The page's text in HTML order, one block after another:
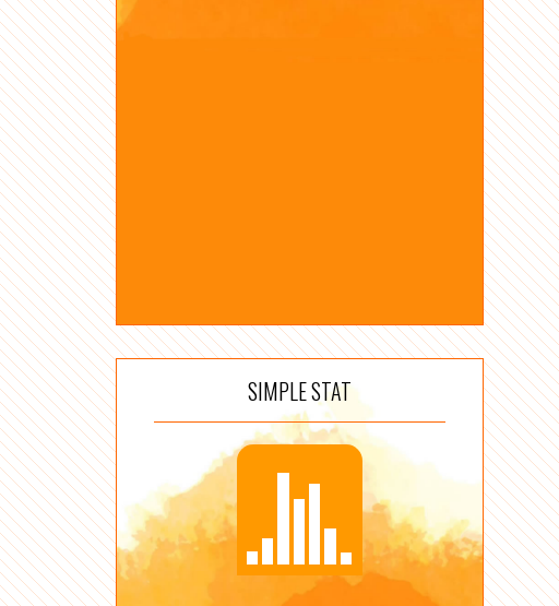
SIMPLE STAT